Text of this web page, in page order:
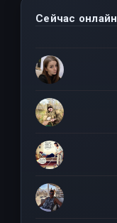
Сейчас онлайн